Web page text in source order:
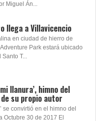
Miguel Án...
llega a Villavicencio
en ciudad de hierro de
Park estará ubicado
T...
llanura’, himno del
su propio autor
se convirtió en el himno del
Octubre 30 de 2017 El